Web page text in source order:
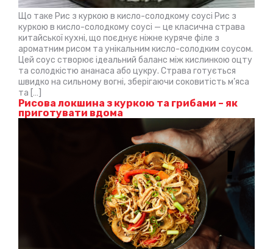
Що таке Рис з куркою в кисло-солодкому соусі Рис з
куркою в кисло-солодкому соусі — це класична страва
китайської кухні, що поєднує ніжне куряче філе з
ароматним рисом та унікальним кисло-солодким соусом.
Цей соус створює ідеальний баланс між кислинкою оцту
та солодкістю ананаса або цукру. Страва готується
швидко на сильному вогні, зберігаючи соковитість м’яса
та […]
Рисова локшина з куркою та грибами – як
приготувати вдома